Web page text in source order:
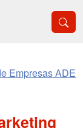
Empresas ADE